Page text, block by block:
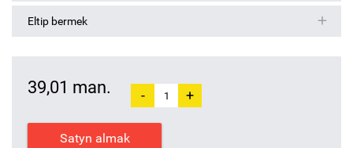
Eltip bermek
39,01 man. - +
Satyn almak